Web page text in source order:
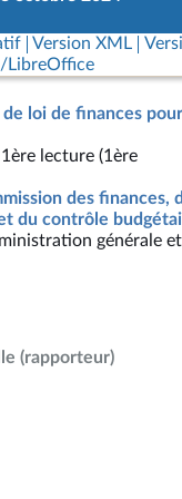
Version XML
LibreOffice
de loi de finances pour
1ère lecture (1ère
des finances,
du contrôle
générale et
(rapporteur)